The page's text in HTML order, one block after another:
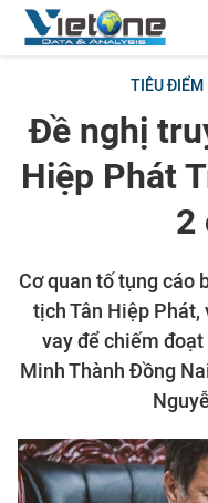
TIÊU ĐIỂM
Đề nghị
Hiệp Phát
2
Cơ quan tố tụng cáo
tịch Tân Hiệp Phát,
vay để chiếm
Minh Thành Đồng